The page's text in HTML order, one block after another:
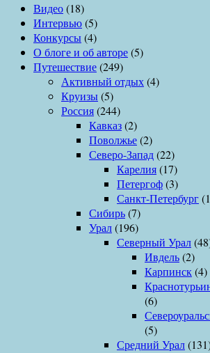
Видео(18)
Интервью(5)
Конкурсы(4)
О блоге и об авторе(5)
Путешествие(249)
Активный отдых(4)
Круизы(5)
Россия(244)
Кавказ(2)
Поволжье(2)
Северо-Запад(22)
Карелия(17)
Петергоф(3)
Санкт-Петербург
Сибирь(7)
Урал(196)
Северный Урал
Ивдель(2)
Карпинск(4)
(6)
(5)
Средний Урал